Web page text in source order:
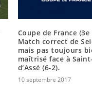
Coupe de France
Match correct de
mais pas toujours
maîtrisé face à
d’Assé (6-2).
10 septembre 2017